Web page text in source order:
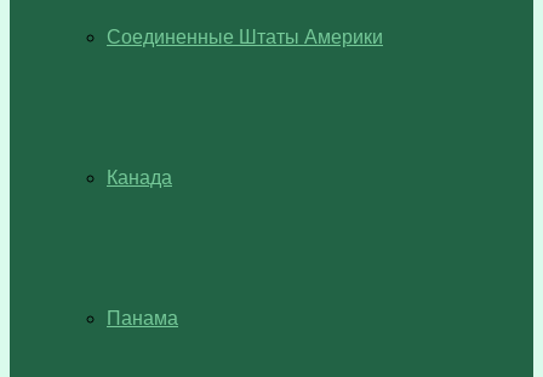
Соединенные Штаты Америки
Канада
Панама